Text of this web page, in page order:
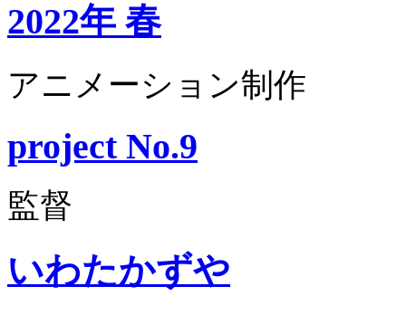
2022年 春
アニメーション制作
project No.9
監督
いわたかずや